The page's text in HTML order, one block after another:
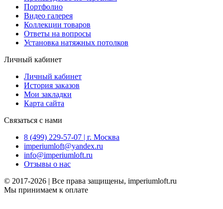
Портфолио
Видео галерея
Коллекции товаров
Ответы на вопросы
Установка натяжных потолков
Личный кабинет
Личный кабинет
История заказов
Мои закладки
Карта сайта
Связаться с нами
8 (499) 229-57-07 | г. Москва
imperiumloft@yandex.ru
info@imperiumloft.ru
Отзывы о нас
© 2017-2026 | Все права защищены, imperiumloft.ru
Мы принимаем к оплате